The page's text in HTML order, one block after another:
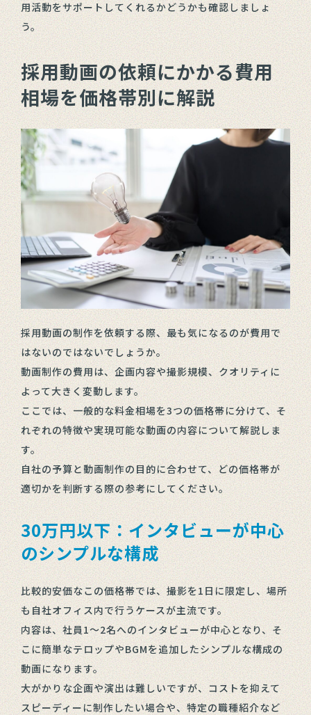
用活動をサポートしてくれるかどうかも確認しましょ
う。
採用動画の依頼にかかる費用
相場を価格帯別に解説
採用動画の制作を依頼する際、最も気になるのが費用で
はないのではないでしょうか。
動画制作の費用は、企画内容や撮影規模、クオリティに
よって大きく変動します。
ここでは、一般的な料金相場を3つの価格帯に分けて、そ
れぞれの特徴や実現可能な動画の内容について解説しま
す。
自社の予算と動画制作の目的に合わせて、どの価格帯が
適切かを判断する際の参考にしてください。
30万円以下：インタビューが中心
のシンプルな構成
比較的安価なこの価格帯では、撮影を1日に限定し、場所
も自社オフィス内で行うケースが主流です。
内容は、社員1〜2名へのインタビューが中心となり、そ
こに簡単なテロップやBGMを追加したシンプルな構成の
動画になります。
大がかりな企画や演出は難しいですが、コストを抑えて
スピーディーに制作したい場合や、特定の職種紹介など